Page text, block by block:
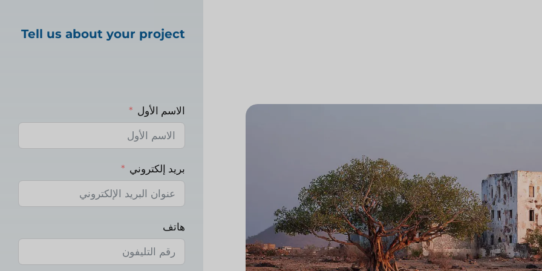
والسياحة
Tell us about your project
الاسم الأول
بريد إلكتروني
هاتف